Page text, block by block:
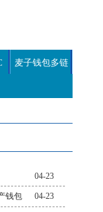
麦子钱包多链
04-23
钱包 04-23